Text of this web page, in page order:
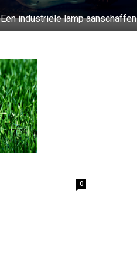
Een industriële lamp aanschaffen
0